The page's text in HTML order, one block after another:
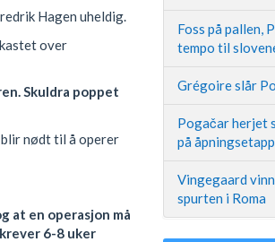
Hagen uheldig.
over
Skuldra poppet
nødt til å operer
at en operasjon må
6-8 uker
Foss på pallen,
tempo til
Grégoire slår
Pogačar herjet
på
Vingegaard
spurten i Roma